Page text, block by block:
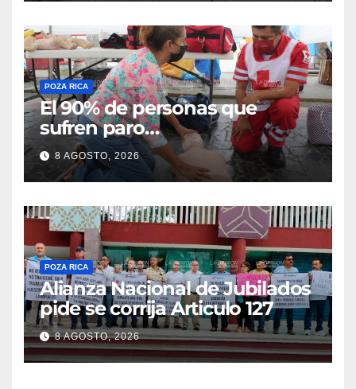
POZA RICA
El 90% de personas que
sufren paro
cardiorrespiratorio mueren
8 AGOSTO, 2026
POZA RICA
Alianza Nacional de Jubilados
pide se corrija Articulo 127
8 AGOSTO, 2026